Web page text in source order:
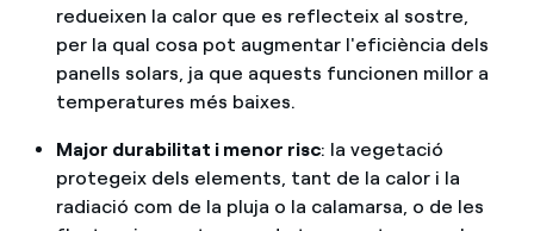
redueixen la calor que es reflecteix al sostre,
per la qual cosa pot augmentar l'eficiència dels
panells solars, ja que aquests funcionen millor a
temperatures més baixes.
Major durabilitat i menor risc: la vegetació
protegeix dels elements, tant de la calor i la
radiació com de la pluja o la calamarsa, o de les